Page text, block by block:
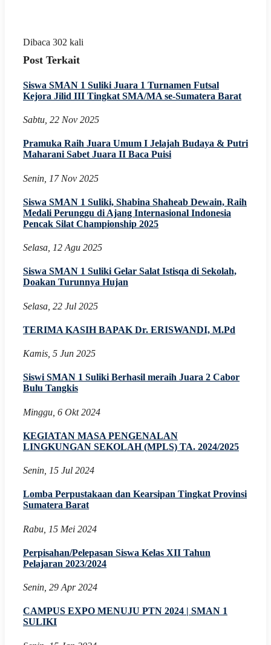
Dibaca 302 kali
Post Terkait
Siswa SMAN 1 Suliki Juara 1 Turnamen Futsal
Kejora Jilid III Tingkat SMA/MA se-Sumatera Barat
Sabtu, 22 Nov 2025
Pramuka Raih Juara Umum I Jelajah Budaya & Putri
Maharani Sabet Juara II Baca Puisi
Senin, 17 Nov 2025
Siswa SMAN 1 Suliki, Shabina Shaheab Dewain, Raih
Medali Perunggu di Ajang Internasional Indonesia
Pencak Silat Championship 2025
Selasa, 12 Agu 2025
Siswa SMAN 1 Suliki Gelar Salat Istisqa di Sekolah,
Doakan Turunnya Hujan
Selasa, 22 Jul 2025
TERIMA KASIH BAPAK Dr. ERISWANDI, M.Pd
Kamis, 5 Jun 2025
Siswi SMAN 1 Suliki Berhasil meraih Juara 2 Cabor
Bulu Tangkis
Minggu, 6 Okt 2024
KEGIATAN MASA PENGENALAN
LINGKUNGAN SEKOLAH (MPLS) TA. 2024/2025
Senin, 15 Jul 2024
Lomba Perpustakaan dan Kearsipan Tingkat Provinsi
Sumatera Barat
Rabu, 15 Mei 2024
Perpisahan/Pelepasan Siswa Kelas XII Tahun
Pelajaran 2023/2024
Senin, 29 Apr 2024
CAMPUS EXPO MENUJU PTN 2024 | SMAN 1
SULIKI